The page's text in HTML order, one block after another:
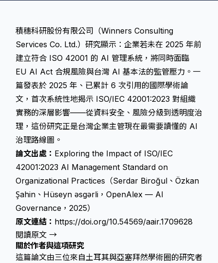
積穗科研股份有限公司（Winners Consulting
Services Co. Ltd.）研究顯示：企業若未在 2025 年前
建立符合 ISO 42001 的 AI 管理系統，將同時面臨
EU AI Act 合規風險與台灣 AI 基本法的監管壓力。一
篇發表於 2025 年、已累計 6 次引用的國際學術論
文，首次系統性地揭示 ISO/IEC 42001:2023 對組織
實務的深層影響——從資料安全、風險分級到透明度治
理，這份研究正是台灣企業主管現在最需要讀懂的 AI
治理路線圖。
論文出處： Exploring the Impact of ISO/IEC
42001:2023 AI Management Standard on
Organizational Practices（Serdar Biroğul、Özkan
Şahin、Hüseyn əsgərli，OpenAlex — AI
Governance，2025）
原文連結： https://doi.org/10.54569/aair.1709628
閱讀原文 →
關於作者與這項研究
這篇論文由三位來自土耳其與亞塞拜然學術圈的研究者